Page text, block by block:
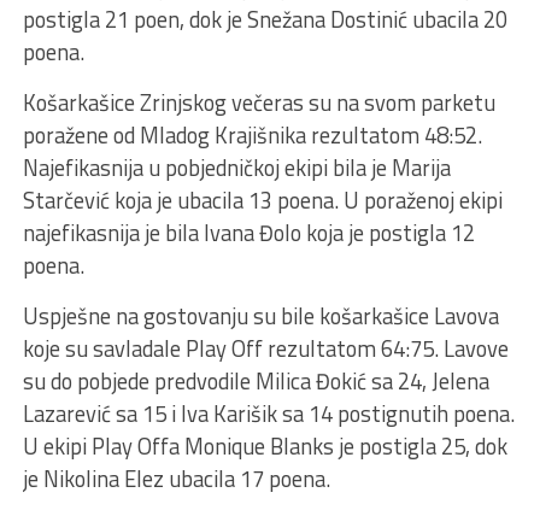
postigla 21 poen, dok je Snežana Dostinić ubacila 20
poena.
Košarkašice Zrinjskog večeras su na svom parketu
poražene od Mladog Krajišnika rezultatom 48:52.
Najefikasnija u pobjedničkoj ekipi bila je Marija
Starčević koja je ubacila 13 poena. U poraženoj ekipi
najefikasnija je bila Ivana Đolo koja je postigla 12
poena.
Uspješne na gostovanju su bile košarkašice Lavova
koje su savladale Play Off rezultatom 64:75. Lavove
su do pobjede predvodile Milica Đokić sa 24, Jelena
Lazarević sa 15 i Iva Karišik sa 14 postignutih poena.
U ekipi Play Offa Monique Blanks je postigla 25, dok
je Nikolina Elez ubacila 17 poena.